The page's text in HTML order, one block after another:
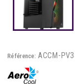
Référence: ACCM-